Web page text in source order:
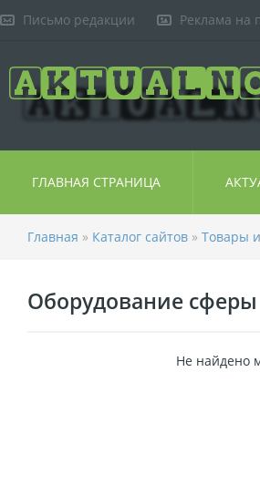
Письмо редакции Реклама на
ГЛАВНАЯ СТРАНИЦА
Главная » Каталог сайтов » Товары
Оборудование сферы
Не найдено